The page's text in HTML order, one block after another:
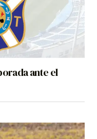
ante el